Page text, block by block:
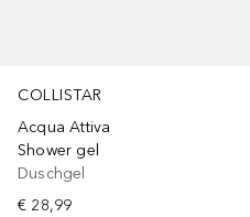
COLLISTAR
Acqua Attiva
Shower gel
Duschgel
€ 28,99